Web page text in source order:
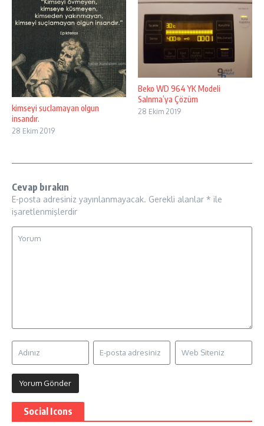
kimseyi suclamayan olgun
insandır.
28 Ekim 2019
Beko WD 964 YK Modeli
Salnma’ya Çözüm
28 Ekim 2019
Cevap bırakın
E-posta adresiniz yayınlanmayacak. Gerekli alanlar * ile
işaretlenmişlerdir
Social Icons